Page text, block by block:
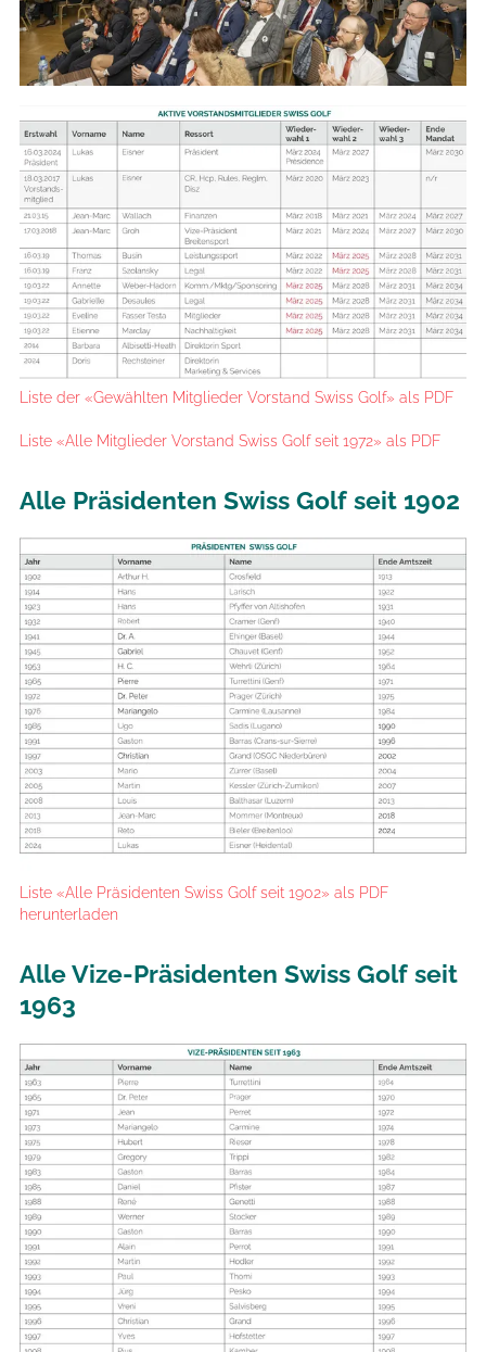
Liste der «Gewählten Mitglieder Vorstand Swiss Golf» als PDF
Liste «Alle Mitglieder Vorstand Swiss Golf seit 1972» als PDF
Alle Präsidenten Swiss Golf seit 1902
Liste «Alle Präsidenten Swiss Golf seit 1902» als PDF
herunterladen
Alle Vize-Präsidenten Swiss Golf seit
1963